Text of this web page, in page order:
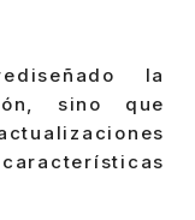
la
sino que